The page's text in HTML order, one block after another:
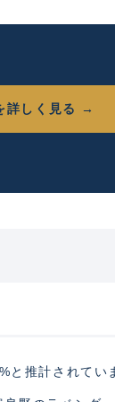
詳しく見る →
と推計されてい